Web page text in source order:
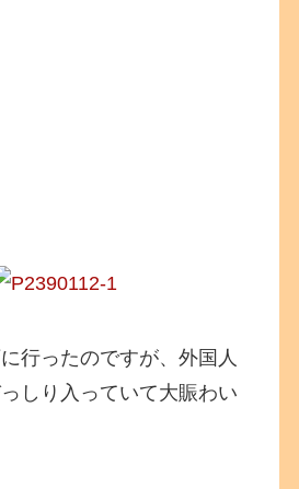
行ったのですが、外国人
しり入っていて大賑わい